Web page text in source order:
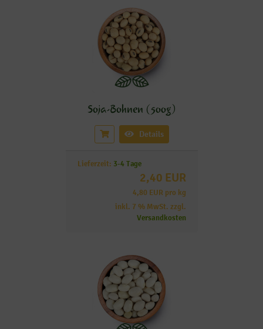
Soja-Bohnen (500g)
Details
Lieferzeit: 3-4 Tage
2,40 EUR
4,80 EUR pro kg
inkl. 7 % MwSt. zzgl.
Versandkosten